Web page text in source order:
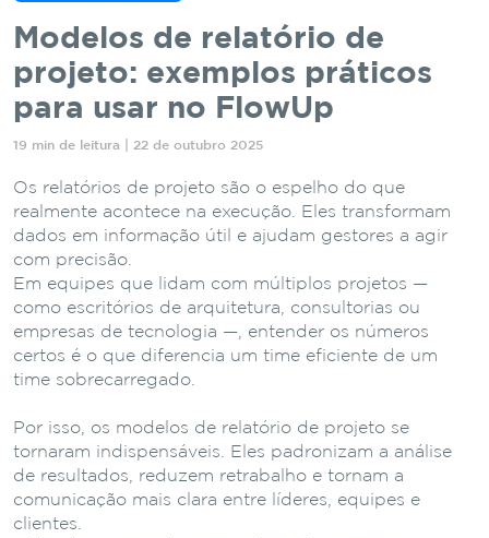
Modelos de relatório de
projeto: exemplos práticos
para usar no FlowUp
19 min de leitura | 22 de outubro 2025
Os relatórios de projeto são o espelho do que
realmente acontece na execução. Eles transformam
dados em informação útil e ajudam gestores a agir
com precisão.
Em equipes que lidam com múltiplos projetos —
como escritórios de arquitetura, consultorias ou
empresas de tecnologia —, entender os números
certos é o que diferencia um time eficiente de um
time sobrecarregado.
Por isso, os modelos de relatório de projeto se
tornaram indispensáveis. Eles padronizam a análise
de resultados, reduzem retrabalho e tornam a
comunicação mais clara entre líderes, equipes e
clientes.